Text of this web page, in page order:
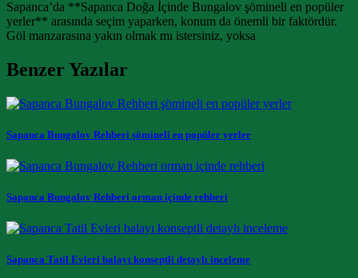
Sapanca’da **Sapanca Doğa İçinde Bungalov şömineli en popüler
yerler** arasında seçim yaparken, konum da önemli bir faktördür.
Göl manzarasına yakın olmak mı istersiniz, yoksa
Benzer Yazılar
Sapanca Bungalov Rehberi şömineli en popüler yerler
Sapanca Bungalov Rehberi orman içinde rehberi
Sapanca Tatil Evleri balayı konseptli detaylı inceleme